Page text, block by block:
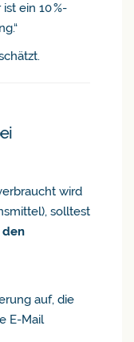
ein 10 %-
wird
solltest
den
auf, die
E-Mail